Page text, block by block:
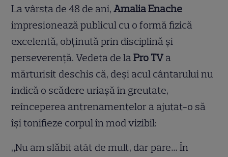
La vârsta de 48 de ani,Amalia Enache
impresionează publicul cu o formă fizică
excelentă, obținută prin disciplină și
perseverență. Vedeta de laPro TV a
mărturisit deschis că, deși acul cântarului nu
indică o scădere uriașă în greutate,
reînceperea antrenamentelor a ajutat-o să
își tonifieze corpul în mod vizibil:
„Nu am slăbit atât de mult, dar pare… În